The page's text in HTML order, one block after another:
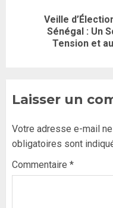
Veille
Sénégal : Un
Tension et
Laisser un
Votre adresse e-mail
obligatoires sont
Commentaire *